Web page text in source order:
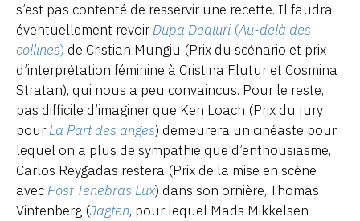
s’est pas contenté de resservir une recette. Il faudra
éventuellement revoirDupa Dealuri (Au-delà des
collines) de Cristian Mungiu (Prix du scénario et prix
d’interprétation féminine à Cristina Flutur et Cosmina
Stratan), qui nous a peu convaincus. Pour le reste,
pas difficile d’imaginer que Ken Loach (Prix du jury
pourLa Part des anges) demeurera un cinéaste pour
lequel on a plus de sympathie que d’enthousiasme,
Carlos Reygadas restera (Prix de la mise en scène
avecPost Tenebras Lux) dans son ornière, Thomas
Vintenberg (Jagten, pour lequel Mads Mikkelsen